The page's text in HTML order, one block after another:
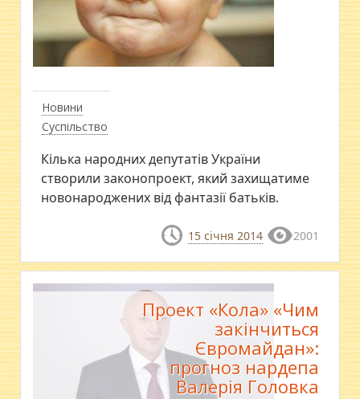
Новини
Суспільство
Кілька народних депутатів України
створили законопроект, який захищатиме
новонароджених від фантазії батьків.
15 січня 2014 2001
Проект «Кола» «Чим
закінчиться
Євромайдан»:
прогноз нардепа
Валерія Головка